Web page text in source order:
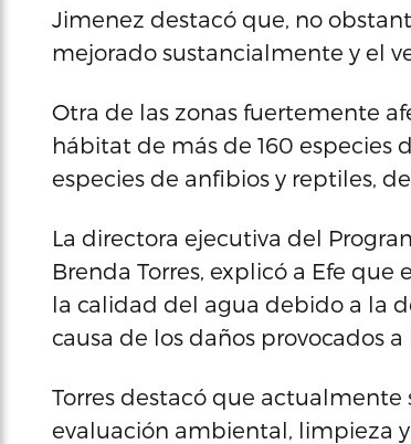
Jimenez destacó que, no
mejorado sustancialmente y el
Otra de las zonas fuertemente
hábitat de más de 160 especies
especies de anfibios y reptiles,
La directora ejecutiva del
Brenda Torres, explicó a Efe
la calidad del agua debido a la
causa de los daños provocados
Torres destacó que actualmente
evaluación ambiental, limpieza